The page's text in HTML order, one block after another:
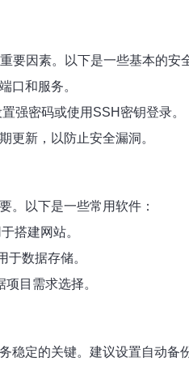
要因素。以下是一些基本的安
口和服务。
强密码或使用SSH密钥登录。
更新，以防止安全漏洞。
。以下是一些常用软件：
搭建网站。
于数据存储。
目需求选择。
稳定的关键。建议设置自动